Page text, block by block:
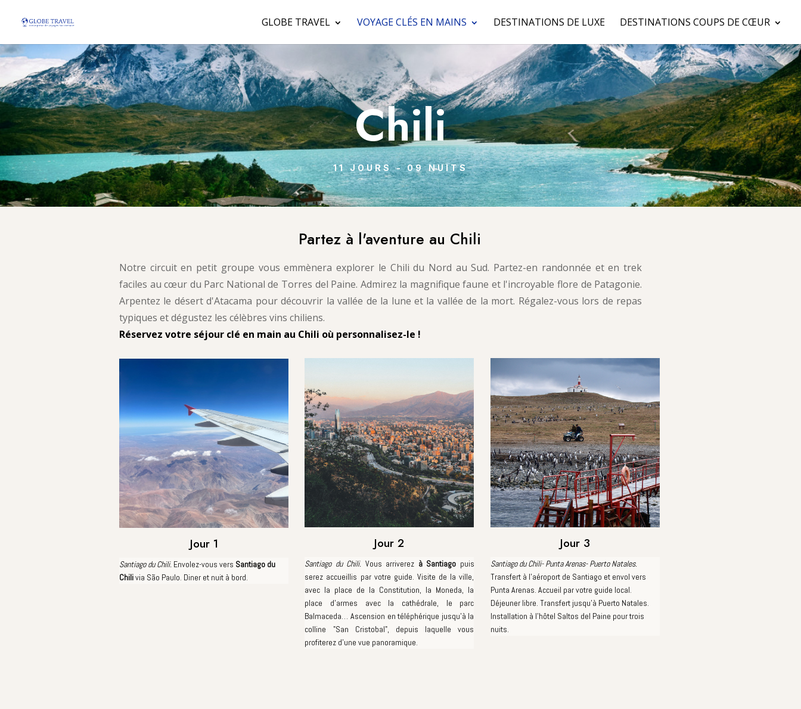
GLOBE TRAVEL VOYAGE CLÉS EN MAINS DESTINATIONS DE LUXE DESTINATIONS COUPS DE CŒUR
Chili
11 JOURS - 09 NUITS
Partez à l'aventure au Chili
Notre circuit en petit groupe vous emmènera explorer le Chili du Nord au Sud. Partez-en randonnée et en trek
faciles au cœur du Parc National de Torres del Paine. Admirez la magnifique faune et l'incroyable flore de Patagonie.
Arpentez le désert d'Atacama pour découvrir la vallée de la lune et la vallée de la mort. Régalez-vous lors de repas
typiques et dégustez les célèbres vins chiliens.
Réservez votre séjour clé en main au Chili où personnalisez-le !
Jour 1
Santiago du Chili. Envolez-vous vers Santiago du
Chilivia São Paulo. Diner et nuit à bord.
Jour 2
Santiago du Chili. Vous arriverez à Santiago puis
serez accueillis par votre guide. Visite de la ville,
avec la place de la Constitution, la Moneda, la
place d'armes avec la cathédrale, le parc
Balmaceda… Ascension en téléphérique jusqu'à la
colline "San Cristobal", depuis laquelle vous
profiterez d'une vue panoramique.
Jour 3
Santiago du Chili- Punta Arenas- Puerto Natales.
Transfert à l'aéroport de Santiago et envol vers
Punta Arenas. Accueil par votre guide local.
Déjeuner libre. Transfert jusqu'à Puerto Natales.
Installation à l'hôtel Saltos del Paine pour trois
nuits.